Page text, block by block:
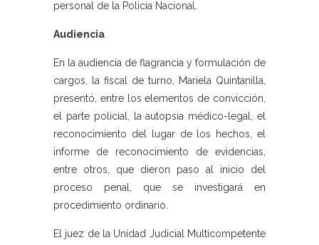
personal de la Policía Nacional.
Audiencia
En la audiencia de flagrancia y formulación de
cargos, la fiscal de turno, Mariela Quintanilla,
presentó, entre los elementos de convicción,
el parte policial, la autopsia médico-legal, el
reconocimiento del lugar de los hechos, el
informe de reconocimiento de evidencias,
entre otros, que dieron paso al inicio del
proceso penal, que se investigará en
procedimiento ordinario.
El juez de la Unidad Judicial Multicompetente